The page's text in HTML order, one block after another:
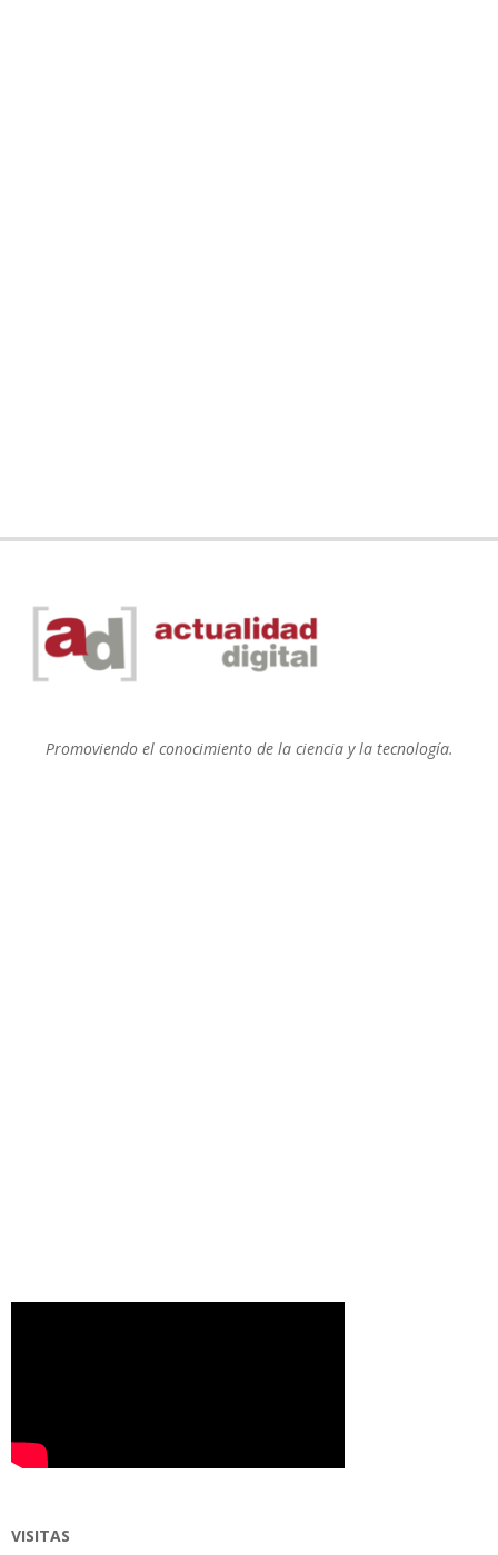
Promoviendo el conocimiento de la ciencia y la tecnología.
VISITAS